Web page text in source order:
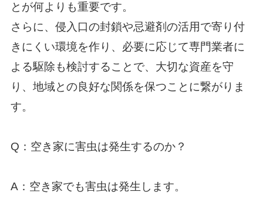
とが何よりも重要です。
さらに、侵入口の封鎖や忌避剤の活用で寄り付
きにくい環境を作り、必要に応じて専門業者に
よる駆除も検討することで、大切な資産を守
り、地域との良好な関係を保つことに繋がりま
す。
Q：空き家に害虫は発生するのか？
A：空き家でも害虫は発生します。